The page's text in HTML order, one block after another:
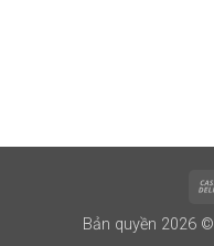
Bản quyền 2026 ©